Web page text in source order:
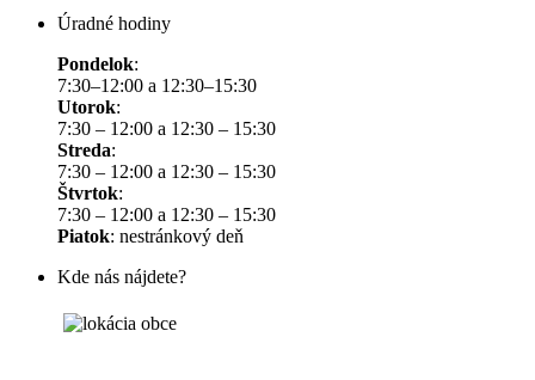
Úradné hodiny
Pondelok:
7:30–12:00 a 12:30–15:30
Utorok:
7:30 – 12:00 a 12:30 – 15:30
Streda:
7:30 – 12:00 a 12:30 – 15:30
Štvrtok:
7:30 – 12:00 a 12:30 – 15:30
Piatok: nestránkový deň
Kde nás nájdete?